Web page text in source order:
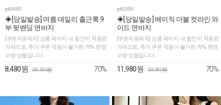
pt6440
◈[당일발송] 여름 데일리 출근룩 9
부 뒷밴딩 면바지
[쿠폰적용제외] 상품 페이지 내 할인이 적용된
가격으로, 추가 쿠폰 적용이 불가한 70% 한정
수량 상품입니다.
8,480원 28,180원 70%
pt6399
◈[당일발송] 베이직 더블 컷라인 와
이드 면바지
[쿠폰적용제외] 상품 페이지 내 할인이 적용된
가격으로, 추가 쿠폰 적용이 불가한 70% 한정
수량 상품입니다.
11,980원 39,980원 70%